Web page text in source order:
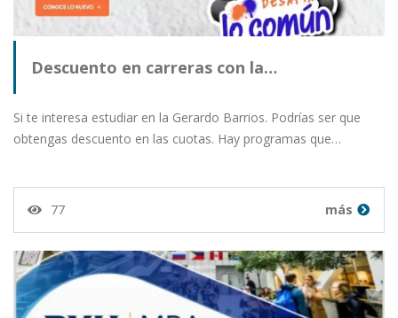
Descuento en carreras con la…
Si te interesa estudiar en la Gerardo Barrios. Podrías ser que
obtengas descuento en las cuotas. Hay programas que…
77 más